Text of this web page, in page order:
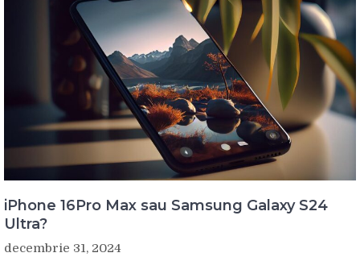
iPhone 16Pro Max sau Samsung Galaxy S24
Ultra?
decembrie 31, 2024